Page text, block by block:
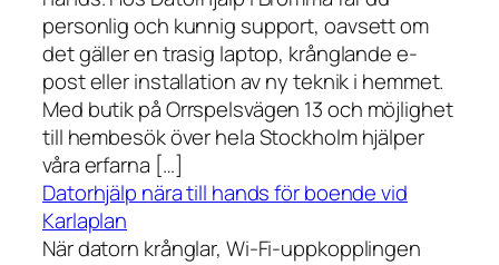
personlig och kunnig support, oavsett om
det gäller en trasig laptop, krånglande e-
post eller installation av ny teknik i hemmet.
Med butik på Orrspelsvägen 13 och möjlighet
till hembesök över hela Stockholm hjälper
våra erfarna […]
Datorhjälp nära till hands för boende vid
Karlaplan
När datorn krånglar, Wi-Fi-uppkopplingen